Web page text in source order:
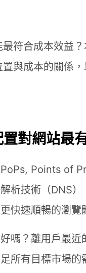
趨勢
下載白
網站加速
WAF 規則
Ａ級資安
符合成本效益
與成本的關係
對網站最
Points of
析技術（DNS
快速順暢的瀏覽
嗎？離用戶最
所有目標市場